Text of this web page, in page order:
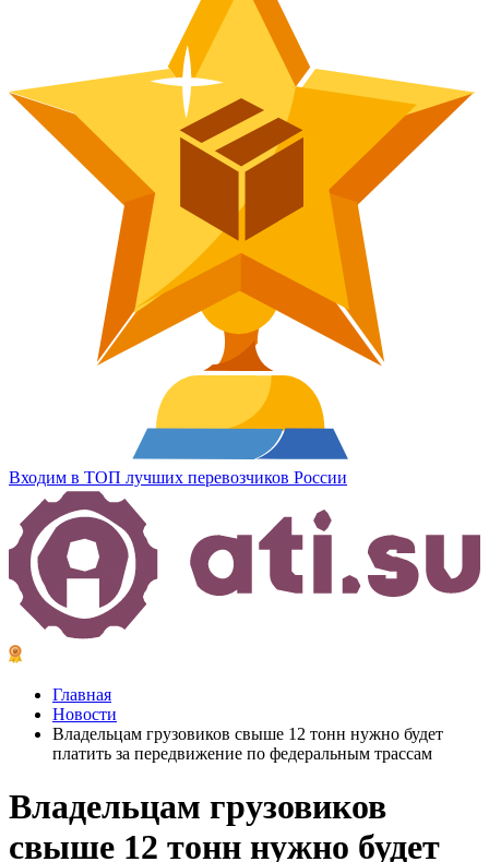
Входим в ТОП лучших перевозчиков России
Главная
Новости
Владельцам грузовиков свыше 12 тонн нужно будет
платить за передвижение по федеральным трассам
Владельцам грузовиков
свыше 12 тонн нужно будет